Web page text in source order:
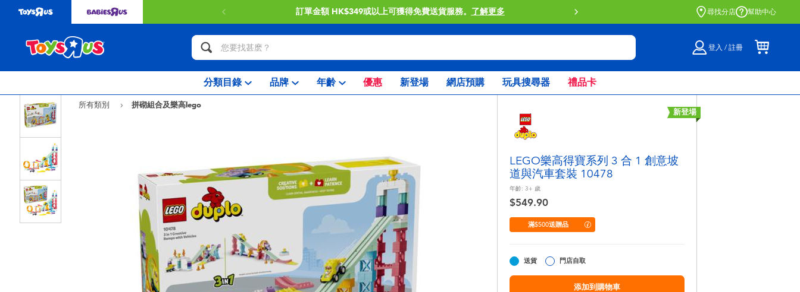
訂單金額 HK$349或以上可獲得免費送貨服務。 了解更多 門店自取服務 網上購買並在店內
尋找分店 幫助中心
登入 / 註冊
分類目錄 品牌 年齡 優惠 新登場 網店預購 玩具搜尋器 禮品卡
所有類別
拼砌組合及樂高lego
新登場
LEGO樂高得寶系列 3 合 1 創意坡
道與汽車套裝 10478
年齡: 3+ 歲
$549.90
滿$500送贈品
送貨 門店自取
添加到購物車